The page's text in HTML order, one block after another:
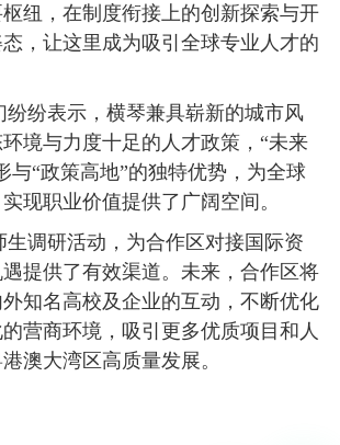
纽，在制度衔接上的创新探索与开
，让这里成为吸引全球专业人才的
表示，横琴兼具崭新的城市风
境与力度十足的人才政策，“未来
与“政策高地”的独特优势，为全球
现职业价值提供了广阔空间。
研活动，为合作区对接国际资
提供了有效渠道。未来，合作区将
知名高校及企业的互动，不断优化
营商环境，吸引更多优质项目和人
澳大湾区高质量发展。